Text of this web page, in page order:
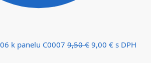
k panelu C0007 9,50€ 9,00 € s DPH